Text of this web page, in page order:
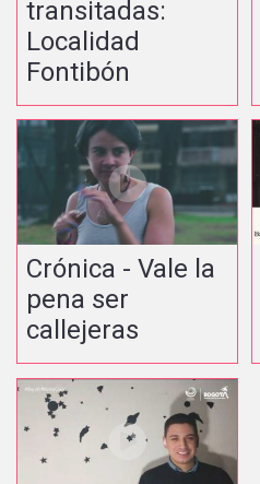
transitadas:
Localidad
Fontibón
Crónica - Vale la
pena ser
callejeras